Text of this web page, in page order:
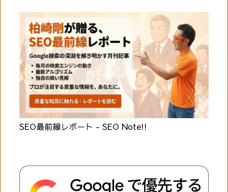
SEO最前線レポート - SEO Note!!